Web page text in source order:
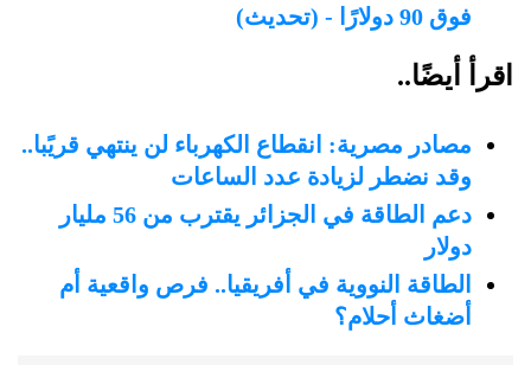
فوق 90 دولارًا - (تحديث)
اقرأ أيضًا..
مصادر مصرية: انقطاع الكهرباء لن ينتهي قريًبا..
وقد نضطر لزيادة عدد الساعات
دعم الطاقة في الجزائر يقترب من 56 مليار
دولار
الطاقة النووية في أفريقيا.. فرص واقعية أم
أضغاث أحلام؟